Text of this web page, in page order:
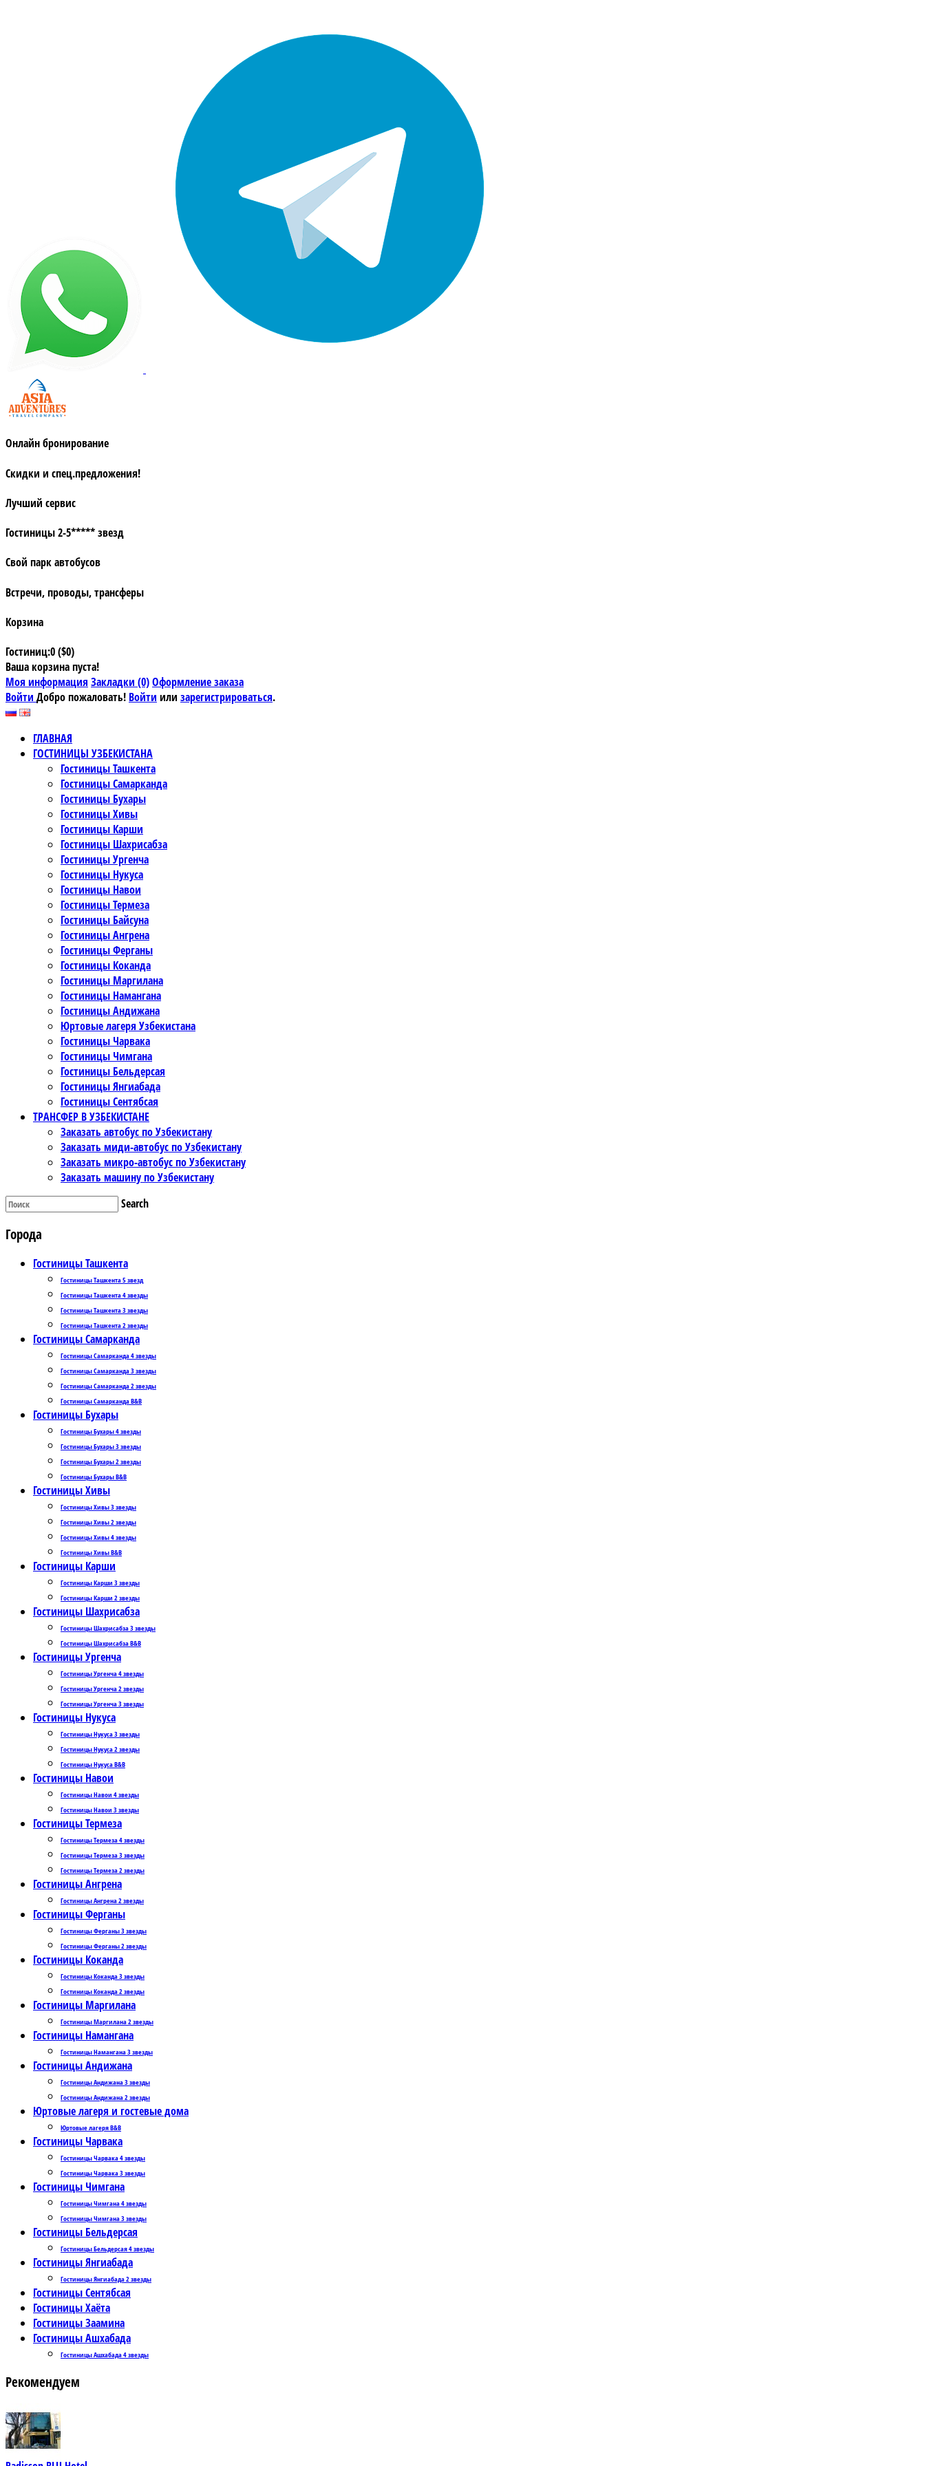
Онлайн бронирование
Скидки и спец.предложения!
Лучший сервис
Гостиницы 2-5***** звезд
Свой парк автобусов
Встречи, проводы, трансферы
Корзина
Гостиниц:0 ($0)
Ваша корзина пуста!
Моя информация Закладки (0)Оформление заказа
Войти Добро пожаловать! Войти или зарегистрироваться.
ГЛАВНАЯ
ГОСТИНИЦЫ УЗБЕКИСТАНА
Гостиницы Ташкента
Гостиницы Самарканда
Гостиницы Бухары
Гостиницы Хивы
Гостиницы Карши
Гостиницы Шахрисабза
Гостиницы Ургенча
Гостиницы Нукуса
Гостиницы Навои
Гостиницы Термеза
Гостиницы Байсуна
Гостиницы Ангрена
Гостиницы Ферганы
Гостиницы Коканда
Гостиницы Маргилана
Гостиницы Намангана
Гостиницы Андижана
Юртовые лагеря Узбекистана
Гостиницы Чарвака
Гостиницы Чимгана
Гостиницы Бельдерсая
Гостиницы Янгиабада
Гостиницы Сентябсая
ТРАНСФЕР В УЗБЕКИСТАНЕ
Заказать автобус по Узбекистану
Заказать миди-автобус по Узбекистану
Заказать микро-автобус по Узбекистану
Заказать машину по Узбекистану
Search
Города
Гостиницы Ташкента
Гостиницы Ташкента 5 звезд
Гостиницы Ташкента 4 звезды
Гостиницы Ташкента 3 звезды
Гостиницы Ташкента 2 звезды
Гостиницы Самарканда
Гостиницы Самарканда 4 звезды
Гостиницы Самарканда 3 звезды
Гостиницы Самарканда 2 звезды
Гостиницы Самарканда B&B
Гостиницы Бухары
Гостиницы Бухары 4 звезды
Гостиницы Бухары 3 звезды
Гостиницы Бухары 2 звезды
Гостиницы Бухары B&B
Гостиницы Хивы
Гостиницы Хивы 3 звезды
Гостиницы Хивы 2 звезды
Гостиницы Хивы 4 звезды
Гостиницы Хивы B&B
Гостиницы Карши
Гостиницы Карши 3 звезды
Гостиницы Карши 2 звезды
Гостиницы Шахрисабза
Гостиницы Шахрисабза 3 звезды
Гостиницы Шахрисабза B&B
Гостиницы Ургенча
Гостиницы Ургенча 4 звезды
Гостиницы Ургенча 2 звезды
Гостиницы Ургенча 3 звезды
Гостиницы Нукуса
Гостиницы Нукуса 3 звезды
Гостиницы Нукуса 2 звезды
Гостиницы Нукуса B&B
Гостиницы Навои
Гостиницы Навои 4 звезды
Гостиницы Навои 3 звезды
Гостиницы Термеза
Гостиницы Термеза 4 звезды
Гостиницы Термеза 3 звезды
Гостиницы Термеза 2 звезды
Гостиницы Ангрена
Гостиницы Ангрена 2 звезды
Гостиницы Ферганы
Гостиницы Ферганы 3 звезды
Гостиницы Ферганы 2 звезды
Гостиницы Коканда
Гостиницы Коканда 3 звезды
Гостиницы Коканда 2 звезды
Гостиницы Маргилана
Гостиницы Маргилана 2 звезды
Гостиницы Намангана
Гостиницы Намангана 3 звезды
Гостиницы Андижана
Гостиницы Андижана 3 звезды
Гостиницы Андижана 2 звезды
Юртовые лагеря и гостевые дома
Юртовые лагеря B&B
Гостиницы Чарвака
Гостиницы Чарвака 4 звезды
Гостиницы Чарвака 3 звезды
Гостиницы Чимгана
Гостиницы Чимгана 4 звезды
Гостиницы Чимгана 3 звезды
Гостиницы Бельдерсая
Гостиницы Бельдерсая 4 звезды
Гостиницы Янгиабада
Гостиницы Янгиабада 2 звезды
Гостиницы Сентябсая
Гостиницы Хаёта
Гостиницы Заамина
Гостиницы Ашхабада
Гостиницы Ашхабада 4 звезды
Рекомендуем